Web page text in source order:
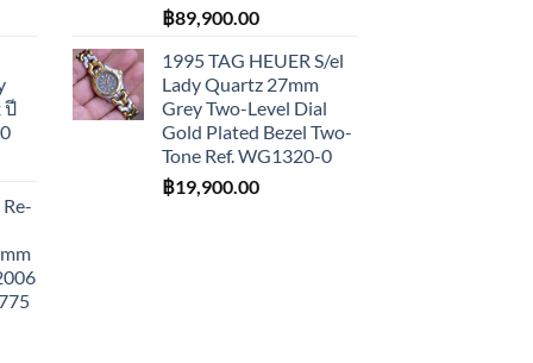
ปี
฿89,900.00
1995 TAG HEUER S/el
Lady Quartz 27mm
Grey Two-Level Dial
Gold Plated Bezel Two-
Tone Ref. WG1320-0
฿19,900.00